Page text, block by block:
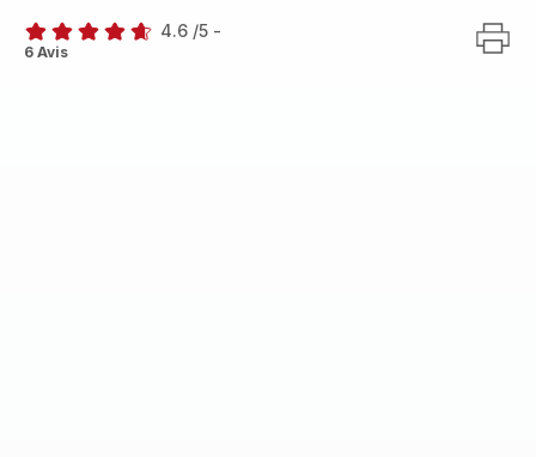
ratings.4.6
4.6 /5 -
6 Avis